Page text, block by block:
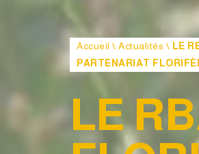
Accueil \ Actualités \ LE
PARTENARIAT
LE